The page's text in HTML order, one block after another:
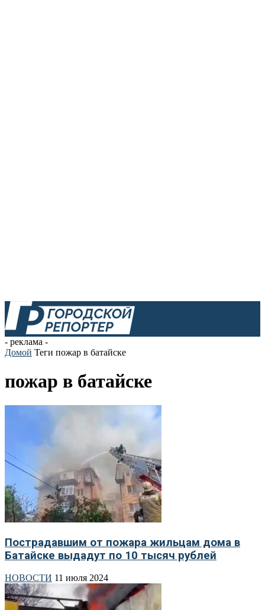
- реклама -
Домой Теги пожар в батайске
пожар в батайске
Пострадавшим от пожара жильцам дома в
Батайске выдадут по 10 тысяч рублей
НОВОСТИ 11 июля 2024